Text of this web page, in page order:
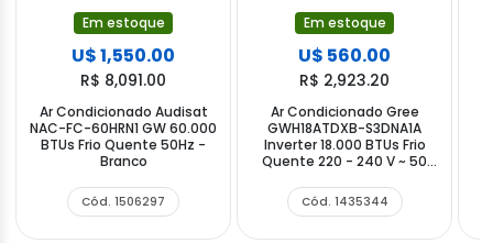
Em estoque
U$ 1,550.00
R$ 8,091.00
Ar Condicionado Audisat
NAC-FC-60HRN1 GW 60.000
BTUs Frio Quente 50Hz -
Branco
Cód. 1506297
Em estoque
U$ 560.00
R$ 2,923.20
Ar Condicionado Gree
GWH18ATDXB-S3DNA1A
Inverter 18.000 BTUs Frio
Quente 220 - 240 V ~ 50
Cód. 1435344